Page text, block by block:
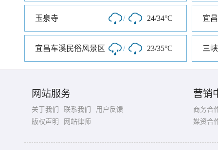
玉泉寺 / 24/34°C
宜昌车溪民俗风景区 / 23/35°C 三
网站服务
关于我们 联系我们
用户反馈
版权声明
网站律师
营销
商务合
媒资合